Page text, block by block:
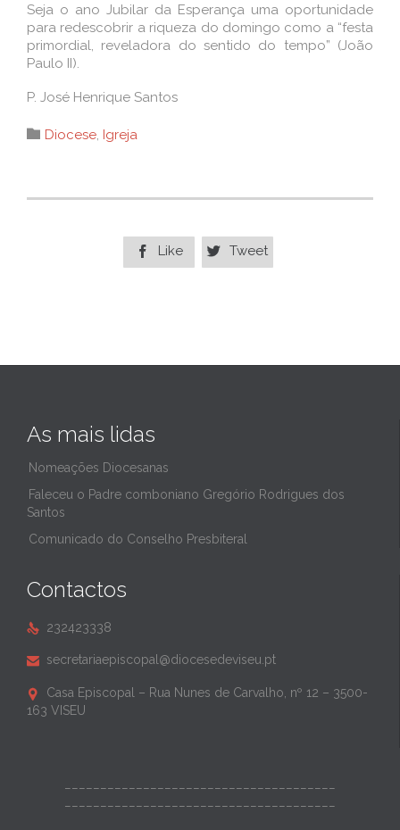
Seja o ano Jubilar da Esperança uma oportunidade
para redescobrir a riqueza do domingo como a “festa
primordial, reveladora do sentido do tempo” (João
Paulo II).
P. José Henrique Santos
 Category
Diocese, Igreja
 Like  Tweet
As mais lidas
Nomeações Diocesanas
Faleceu o Padre comboniano Gregório Rodrigues dos
Santos
Comunicado do Conselho Presbiteral
Contactos
 232423338
 secretariaepiscopal@diocesedeviseu.pt

Casa Episcopal – Rua Nunes de Carvalho, nº 12 – 3500-
163 VISEU